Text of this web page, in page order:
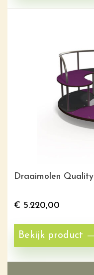
Draaimolen Quality
€ 5.220,00
Bekijk product